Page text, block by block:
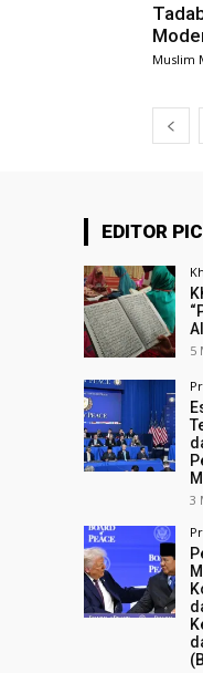
Muslim
EDITOR
5
3